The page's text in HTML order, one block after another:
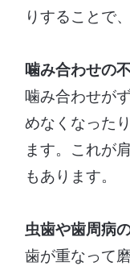
りすることで
噛み合わせの
噛み合わせが
めなくなった
ます。これが
もあります。
虫歯や歯周病
歯が重なって